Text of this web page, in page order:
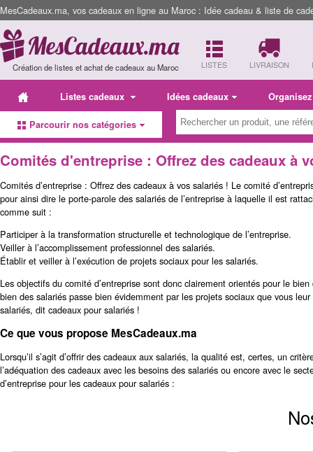
MesCadeaux.ma, vos cadeaux en ligne au Maroc : Idée cadeau & liste de
Création de listes et achat de cadeaux au Maroc LISTES LIVRAISON
Listes cadeaux Idées cadeaux
Parcourir nos catégories
Comités d'entreprise : Offrez des cadeaux à
Comités d’entreprise : Offrez des cadeaux à vos salariés ! Le comité
pour ainsi dire le porte-parole des salariés de l’entreprise à laquelle il est
comme suit :
Participer à la transformation structurelle et technologique de l’entreprise.
Veiller à l’accomplissement professionnel des salariés.
Établir et veiller à l’exécution de projets sociaux pour les salariés.
Les objectifs du comité d’entreprise sont donc clairement orientés pour le
bien des salariés passe bien évidemment par les projets sociaux que vous
salariés, dit cadeaux pour salariés !
Ce que vous propose MesCadeaux.ma
Lorsqu’il s’agit d’offrir des cadeaux aux salariés, la qualité est, certes, un
l’adéquation des cadeaux avec les besoins des salariés ou encore avec le
d’entreprise pour les cadeaux pour salariés :